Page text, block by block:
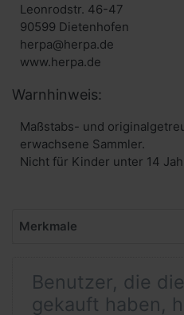
Leonrodstr. 46-47
90599 Dietenhofen
herpa@herpa.de
www.herpa.de
Warnhinweis:
Maßstabs- und
erwachsene Sammler.
Nicht für Kinder unter 14
Merkmale
Benutzer, die
gekauft haben,